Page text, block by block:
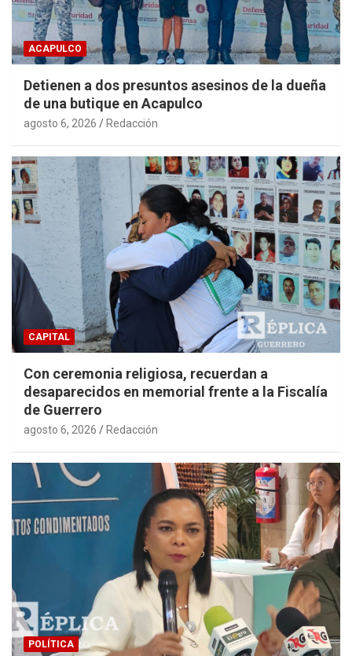
ACAPULCO
Detienen a dos presuntos asesinos de la dueña
de una butique en Acapulco
agosto 6, 2026 Redacción
CAPITAL
Con ceremonia religiosa, recuerdan a
desaparecidos en memorial frente a la Fiscalía
de Guerrero
agosto 6, 2026 Redacción
POLÍTICA